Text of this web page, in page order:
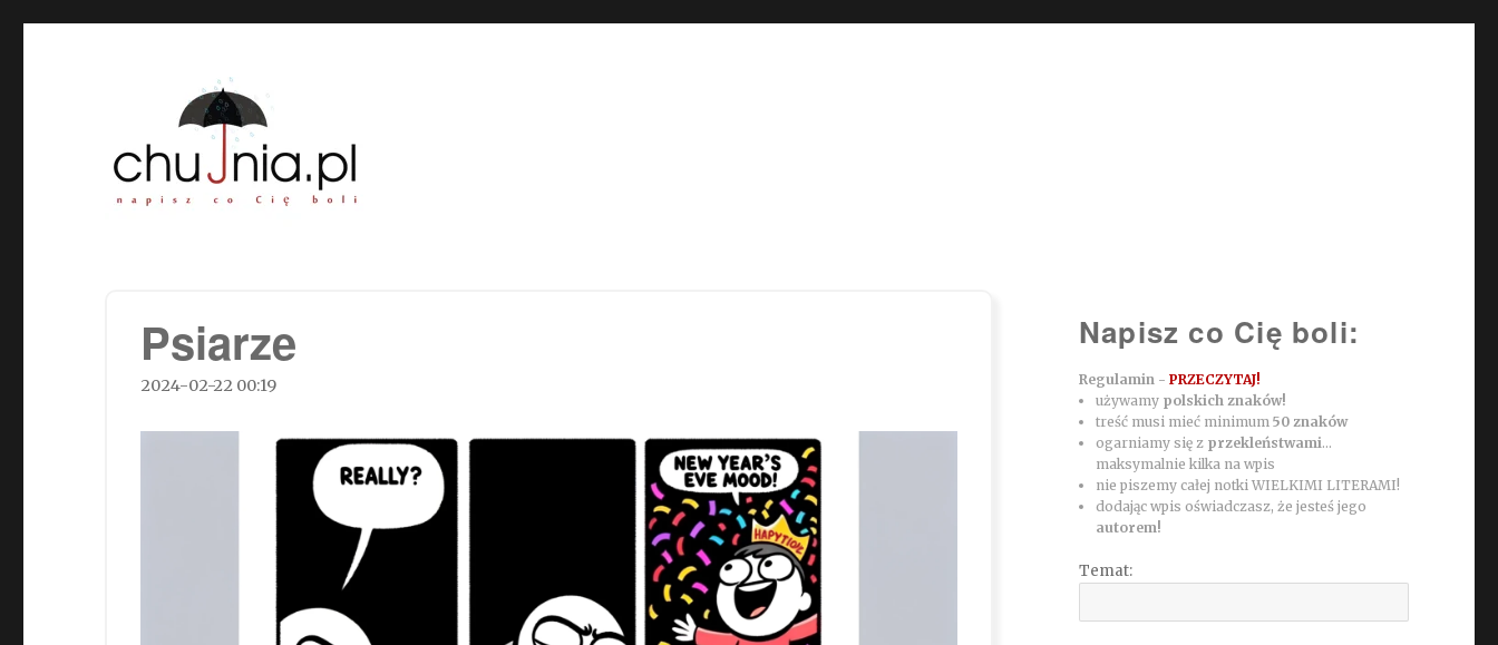
Psiarze
2024-02-22 00:19
Napisz co Cię boli:
Regulamin - PRZECZYTAJ!
używamy polskich znaków!
treść musi mieć minimum 50 znaków
ogarniamy się z przekleństwami...
maksymalnie kilka na wpis
nie piszemy całej notki WIELKIMI LITERAMI!
dodając wpis oświadczasz, że jesteś jego
autorem!
Temat: